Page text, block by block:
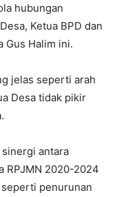
hubungan
Ketua BPD dan
Gus Halim ini.
jelas seperti arah
Desa tidak pikir
sinergi antara
RPJMN 2020-2024
penurunan